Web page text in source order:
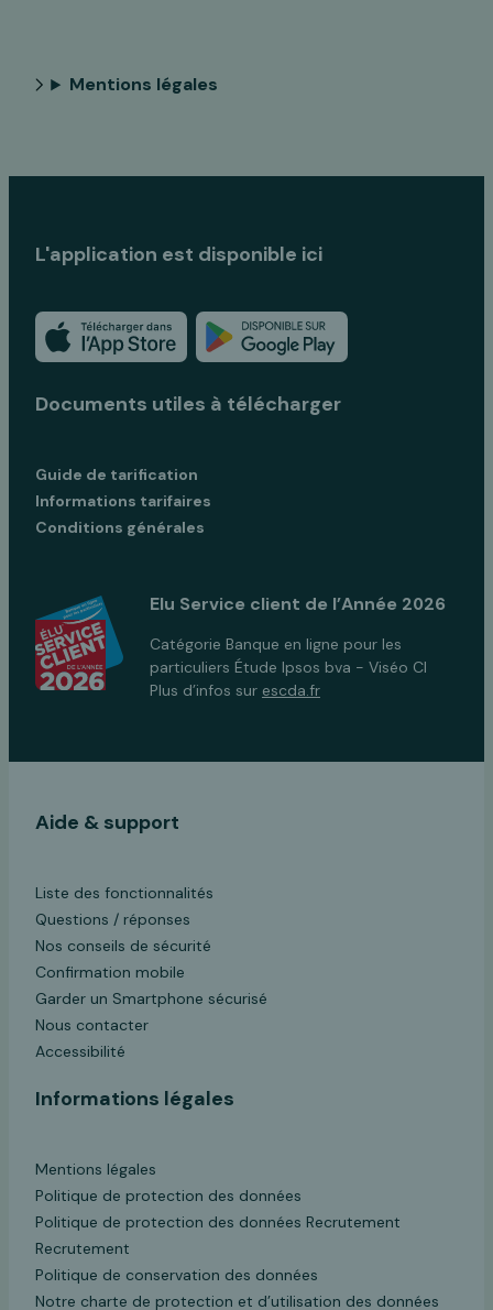
Mentions légales
L'application est disponible ici
Documents utiles à télécharger
Guide de tarification
Informations tarifaires
Conditions générales
Elu Service client de l’Année 2026
Catégorie Banque en ligne pour les
particuliers Étude Ipsos bva - Viséo CI
Plus d’infos sur escda.fr
Aide & support
Liste des fonctionnalités
Questions / réponses
Nos conseils de sécurité
Confirmation mobile
Garder un Smartphone sécurisé
Nous contacter
Accessibilité
Informations légales
Mentions légales
Politique de protection des données
Politique de protection des données Recrutement
Recrutement
Politique de conservation des données
Notre charte de protection et d’utilisation des données